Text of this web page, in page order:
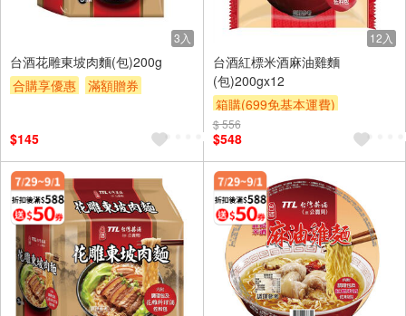
3入
台酒花雕東坡肉麵(包)200g
合購享優惠
滿額贈券
$145
12入
台酒紅標米酒麻油雞麵
(包)200gx12
箱購(699免基本運費)
合購享優惠
贈$200
$ 556
$548